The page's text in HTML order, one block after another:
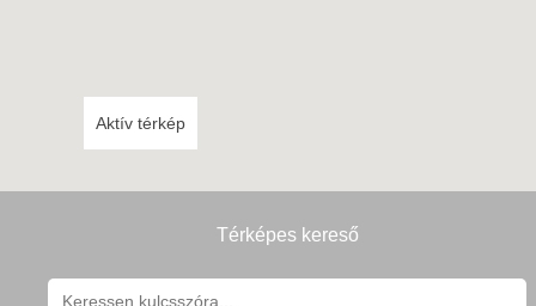
Aktív térkép
Térképes kereső